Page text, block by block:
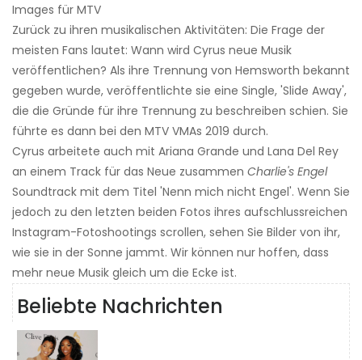
Images für MTV
Zurück zu ihren musikalischen Aktivitäten: Die Frage der
meisten Fans lautet: Wann wird Cyrus neue Musik
veröffentlichen? Als ihre Trennung von Hemsworth bekannt
gegeben wurde, veröffentlichte sie eine Single, 'Slide Away',
die die Gründe für ihre Trennung zu beschreiben schien. Sie
führte es dann bei den MTV VMAs 2019 durch.
Cyrus arbeitete auch mit Ariana Grande und Lana Del Rey
an einem Track für das Neue zusammen Charlie's Engel
Soundtrack mit dem Titel 'Nenn mich nicht Engel'. Wenn Sie
jedoch zu den letzten beiden Fotos ihres aufschlussreichen
Instagram-Fotoshootings scrollen, sehen Sie Bilder von ihr,
wie sie in der Sonne jammt. Wir können nur hoffen, dass
mehr neue Musik gleich um die Ecke ist.
Beliebte Nachrichten